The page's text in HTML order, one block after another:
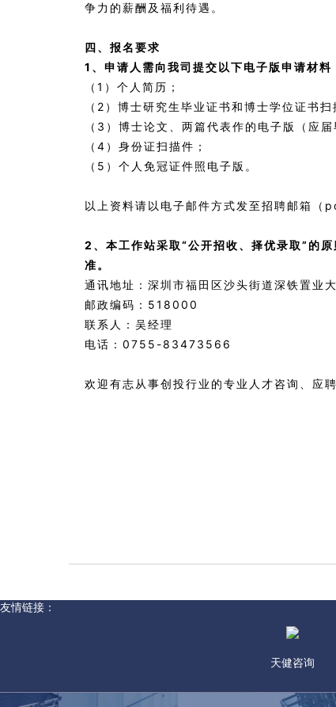
争力的薪酬及福利待遇。
四、报名要求
1、申请人需向我司提交以下电子版申请材料
（1）个人简历；
（2）博士研究生毕业证书和博士学位证书
（3）博士论文、两篇代表作的电子版（应
（4）身份证扫描件；
（5）个人免冠证件照电子版。
以上资料请以电子邮件方式发至招聘邮箱
2、本工作站采取“公开招收、择优录取”的
准。
通讯地址：深圳市福田区沙头街道深铁置业
邮政编码：518000
联系人：吴经理
电话：0755-83473566
欢迎有志从事创投行业的专业人才咨询、应
友情链接：
天健咨询